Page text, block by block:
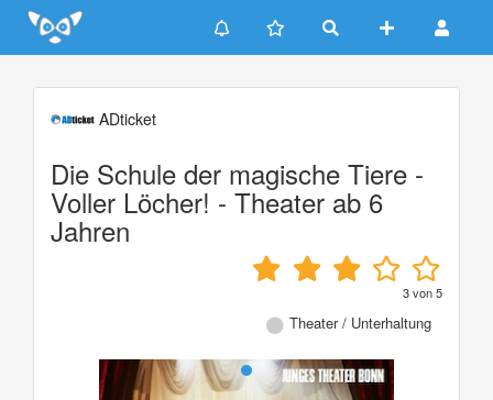
Update cookies preferences
ADticket
Die Schule der magische Tiere -
Voller Löcher! - Theater ab 6
Jahren
3von5
Theater / Unterhaltung